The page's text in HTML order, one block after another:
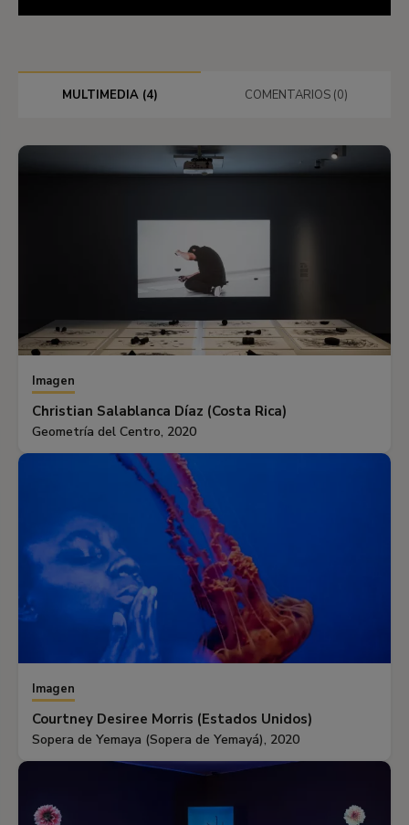
MULTIMEDIA (4) COMENTARIOS (0)
Imagen
Christian Salablanca Díaz (Costa Rica)
Geometría del Centro, 2020
Imagen
Courtney Desiree Morris (Estados Unidos)
Sopera de Yemaya (Sopera de Yemayá), 2020